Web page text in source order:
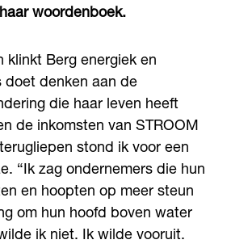
woordenboek.
klinkt Berg energiek en
doet denken aan de
die haar leven heeft
de inkomsten van STROOM
stond ik voor een
“Ik zag ondernemers die hun
en hoopten op meer steun
om hun hoofd boven water
ik niet. Ik wilde vooruit.